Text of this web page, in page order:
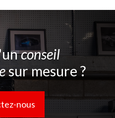
conseil
sur mesure ?
nous